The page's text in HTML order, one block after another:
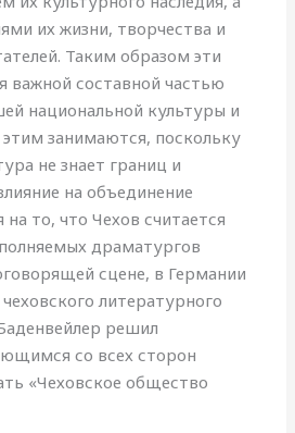
их жизни, творчества и
Таким образом эти
важной составной частью
национальной культуры и
занимаются, поскольку
не знает границ и
на объединение
то, что Чехов считается
драматургов
сцене, в Германии
литературного
решил
со всех сторон
«Чеховское общество